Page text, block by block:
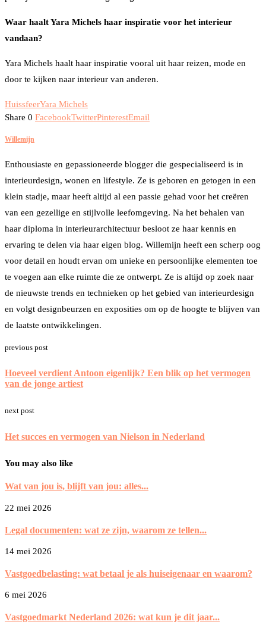
Waar haalt Yara Michels haar inspiratie voor het interieur
vandaan?
Yara Michels haalt haar inspiratie vooral uit haar reizen, mode en
door te kijken naar interieur van anderen.
HuissfeerYara Michels
Share 0 FacebookTwitterPinterestEmail
Willemijn
Enthousiaste en gepassioneerde blogger die gespecialiseerd is in
interieurdesign, wonen en lifestyle. Ze is geboren en getogen in een
klein stadje, maar heeft altijd al een passie gehad voor het creëren
van een gezellige en stijlvolle leefomgeving. Na het behalen van
haar diploma in interieurarchitectuur besloot ze haar kennis en
ervaring te delen via haar eigen blog. Willemijn heeft een scherp oog
voor detail en houdt ervan om unieke en persoonlijke elementen toe
te voegen aan elke ruimte die ze ontwerpt. Ze is altijd op zoek naar
de nieuwste trends en technieken op het gebied van interieurdesign
en volgt designbeurzen en exposities om op de hoogte te blijven van
de laatste ontwikkelingen.
previous post
Hoeveel verdient Antoon eigenlijk? Een blik op het vermogen
van de jonge artiest
next post
Het succes en vermogen van Nielson in Nederland
You may also like
Wat van jou is, blijft van jou: alles...
22 mei 2026
Legal documenten: wat ze zijn, waarom ze tellen...
14 mei 2026
Vastgoedbelasting: wat betaal je als huiseigenaar en waarom?
6 mei 2026
Vastgoedmarkt Nederland 2026: wat kun je dit jaar...